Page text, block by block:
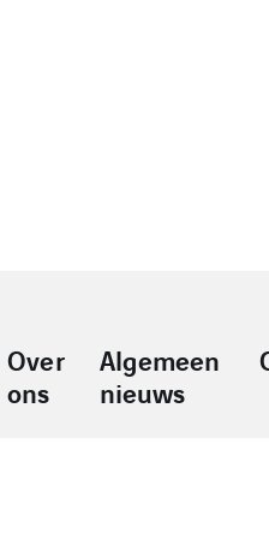
Over
ons
Algemeen
nieuws